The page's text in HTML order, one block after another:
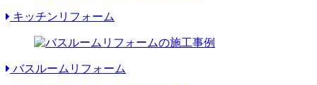
キッチンリフォーム
バスルームリフォーム